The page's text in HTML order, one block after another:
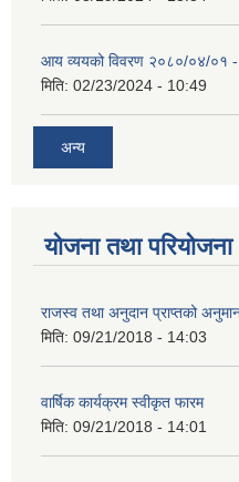
आय व्ययको विवरण २०८०/०४/०१
मिति: 02/23/2024 - 10:49
अन्य
योजना तथा परियोजना
राजस्व तथा अनुदान प्राप्तको
मिति: 09/21/2018 - 14:03
वार्षिक कार्यक्रम स्वीकृत फारम
मिति: 09/21/2018 - 14:01